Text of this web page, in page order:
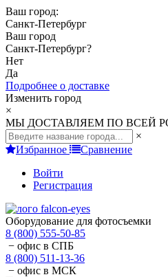
Ваш город:
Санкт-Петербург
Ваш город
Санкт-Петербург?
Нет
Да
Подробнее о доставке
Изменить город
×
МЫ ДОСТАВЛЯЕМ ПО ВСЕЙ
×
Избранное
Сравнение
Войти
Регистрация
Оборудование для фотосъемки
8 (800) 555-50-85
− офис в СПБ
8 (800) 511-13-36
− офис в МСК